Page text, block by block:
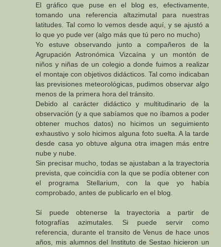
El gráfico que puse en el blog es, efectivamente,
tomando una referencia altazimutal para nuestras
latitudes. Tal como lo vemos desde aquí, y se ajustó a
lo que yo pude ver (algo más que tú pero no mucho)
Yo estuve observando junto a compañeros de la
Agrupación Astronómica Vizcaína y un montón de
niños y niñas de un colegio a donde fuimos a realizar
el montaje con objetivos didácticos. Tal como indicaban
las previsiones meteorológicas, pudimos observar algo
menos de la primera hora del tránsito.
Debido al carácter didáctico y multitudinario de la
observación (y a que sabíamos que no íbamos a poder
obtener muchos datos) no hicimos un seguimiento
exhaustivo y solo hicimos alguna foto suelta. A la tarde
desde casa yo obtuve alguna otra imagen más entre
nube y nube.
Sin precisar mucho, todas se ajustaban a la trayectoria
prevista, que coincidía con la que se podía obtener con
el programa Stellarium, con la que yo había
comprobado, antes de publicarlo en el blog.
Sí puede obtenerse la trayectoria a partir de
fotografías azimutales. Si puede servir como
referencia, durante el transito de Venus de hace unos
años, mis alumnos del Instituto de Sestao hicieron un